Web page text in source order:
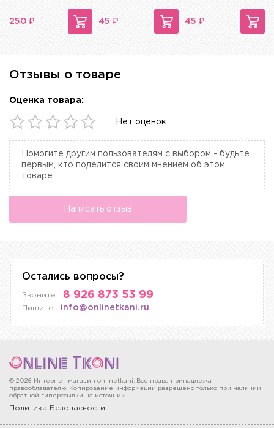
250 ₽ 45 ₽ 45 ₽
Отзывы о товаре
Оценка товара:
Нет оценок
Помогите другим пользователям с выбором - будьте
первым, кто поделится своим мнением об этом
товаре
Написать отзыв
Остались вопросы?
Звоните: 8 926 873 53 99
Пишите: info@onlinetkani.ru
© 2026 Интернет-магазин onlinetkani. Все права принадлежат
правообладателю. Копирование информации разрешено только при наличии
обратной гиперссылки на источник.
Политика Безопасности